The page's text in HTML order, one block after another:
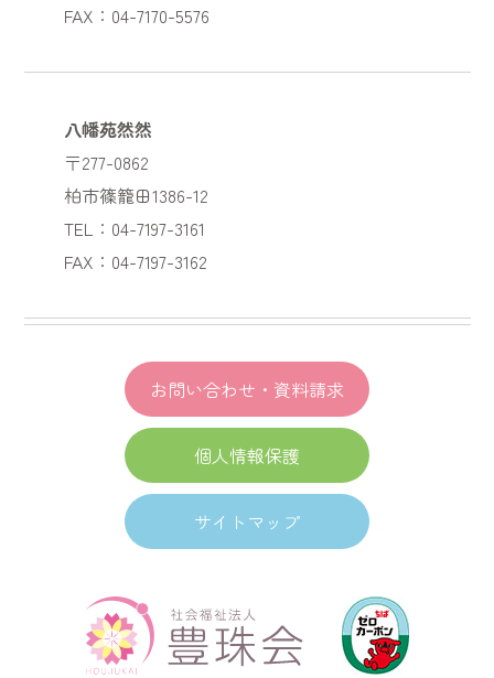
FAX：04-7170-5576
八幡苑然然
〒277-0862
柏市篠籠田1386-12
TEL：04-7197-3161
FAX：04-7197-3162
お問い合わせ・資料請求
個人情報保護
サイトマップ